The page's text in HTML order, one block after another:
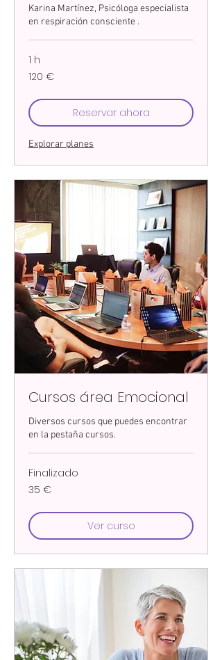
Karina Martínez, Psicóloga especialista
en respiración consciente .
1 h
120
euros
120 €
Reservar ahora
Explorar planes
Cursos área Emocional
Diversos cursos que puedes encontrar
en la pestaña cursos.
Finalizado
35
euros
35 €
Ver curso